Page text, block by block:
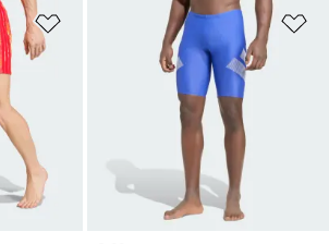
Op verlanglijst zetten